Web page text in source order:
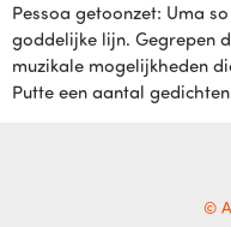
Pessoa getoonzet: Uma
goddelijke lijn. Gegrepen
muzikale mogelijkheden
Putte een aantal
©